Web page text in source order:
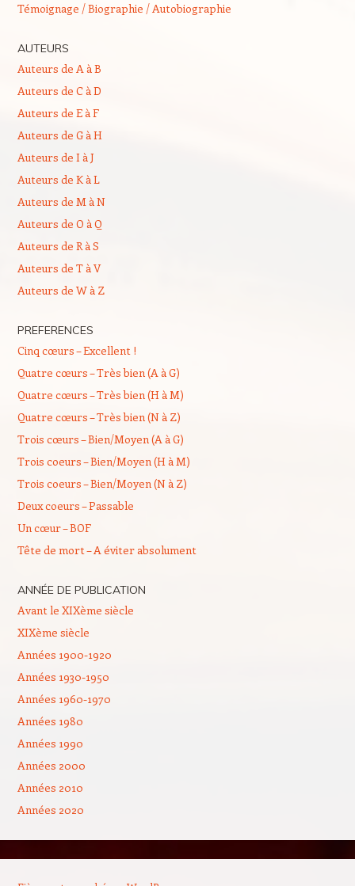
Témoignage / Biographie / Autobiographie
AUTEURS
Auteurs de A à B
Auteurs de C à D
Auteurs de E à F
Auteurs de G à H
Auteurs de I à J
Auteurs de K à L
Auteurs de M à N
Auteurs de O à Q
Auteurs de R à S
Auteurs de T à V
Auteurs de W à Z
PREFERENCES
Cinq cœurs – Excellent !
Quatre cœurs – Très bien (A à G)
Quatre cœurs – Très bien (H à M)
Quatre cœurs – Très bien (N à Z)
Trois cœurs – Bien/Moyen (A à G)
Trois coeurs – Bien/Moyen (H à M)
Trois coeurs – Bien/Moyen (N à Z)
Deux coeurs – Passable
Un cœur – BOF
Tête de mort – A éviter absolument
ANNÉE DE PUBLICATION
Avant le XIXème siècle
XIXème siècle
Années 1900-1920
Années 1930-1950
Années 1960-1970
Années 1980
Années 1990
Années 2000
Années 2010
Années 2020